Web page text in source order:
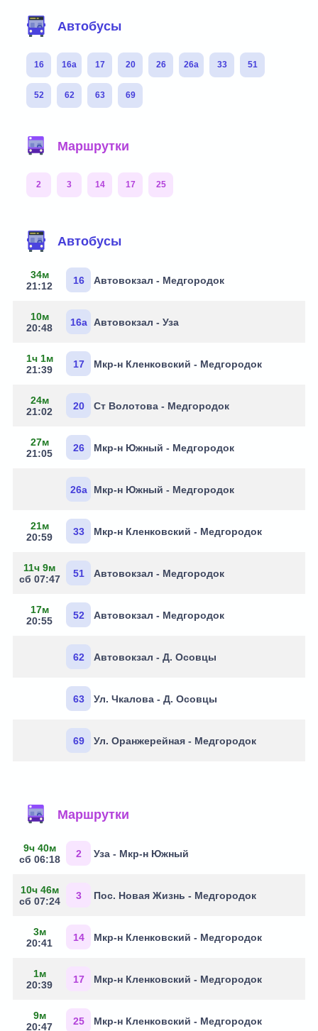
Автобусы
16 16а 17 20 26 26а 33 51
52 62 63 69
Маршрутки
2 3 14 17 25
Автобусы
34м
21:12
16 Автовокзал - Медгородок
10м
20:48
16а Автовокзал - Уза
1ч 1м
21:39
17 Мкр-н Кленковский - Медгородок
24м
21:02
20 Ст Волотова - Медгородок
27м
21:05
26 Мкр-н Южный - Медгородок
26а Мкр-н Южный - Медгородок
21м
20:59
33 Мкр-н Кленковский - Медгородок
11ч 9м
сб 07:47
51 Автовокзал - Медгородок
17м
20:55
52 Автовокзал - Медгородок
62 Автовокзал - Д. Осовцы
63 Ул. Чкалова - Д. Осовцы
69 Ул. Оранжерейная - Медгородок
Маршрутки
9ч 40м
сб 06:18
2 Уза - Мкр-н Южный
10ч 46м
сб 07:24
3 Пос. Новая Жизнь - Медгородок
3м
20:41
14 Мкр-н Кленковский - Медгородок
1м
20:39
17 Мкр-н Кленковский - Медгородок
9м
20:47
25 Мкр-н Кленковский - Медгородок